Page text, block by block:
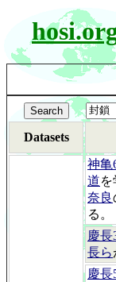
Datasets
神亀
道
奈良
る。
慶長
長ら
慶長